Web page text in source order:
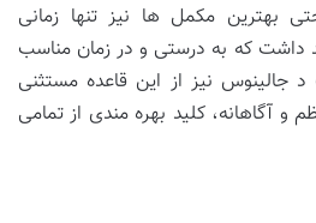
بهترین مکمل ها نیز تنها زمانی
داشت که به درستی و در زمان مناسب
نیز از این قاعده مستثنی
آگاهانه، کلید بهره مندی از تمامی